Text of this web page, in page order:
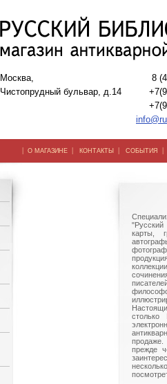
Москва,
Чистопрудный бульвар, д.14
8
| О МАГАЗИНЕ | КОНТАКТЫ | СОБЫТИЯ
"Русский
карты,
столько
прежде